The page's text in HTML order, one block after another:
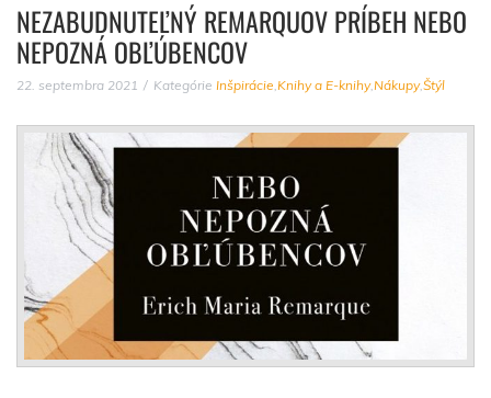
NEZABUDNUTEĽNÝ REMARQUOV PRÍBEH NEBO
NEPOZNÁ OBĽÚBENCOV
22. septembra 2021 Kategórie Inšpirácie,Knihy a E-knihy,Nákupy,Štýl